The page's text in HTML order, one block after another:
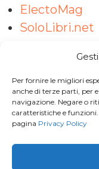
Per fornire le migliori
anche di terze parti, per
navigazione. Negare o
caratteristiche e
pagina Privacy Policy
ElectoMag
SoloLibri.net